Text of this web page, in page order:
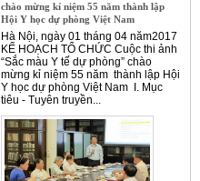
chào mừng kỉ niệm 55 năm thành lập
Hội Y học dự phòng Việt Nam
Hà Nội, ngày 01 tháng 04 năm2017
KẾ HOẠCH TỔ CHỨC Cuộc thi ảnh
“Sắc màu Y tế dự phòng” chào
mừng kỉ niệm 55 năm thành lập Hội
Y học dự phòng Việt Nam I. Mục
tiêu - Tuyên truyền...